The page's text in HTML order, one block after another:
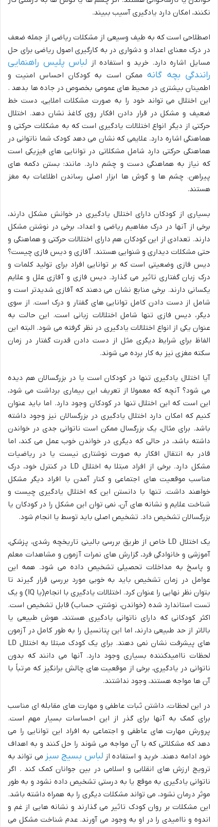
نکنند، امکان دارد یادگیری آسیب ببیند.
اصطلاحی است که به طیف وسیعی از مشکلات ریاضی از جمله ضعف
در درک معنای اعداد و دشواری در به کارگیری اصول ریاضی برای حل
مسایل اشاره دارد. خرید و استفاده از لباس پلیس راهنمایی
رانندگی بچه گانه ممکن است به کودکان احساس امنیت و
اطمینان بیشتری در محیط های عمومی بخصوص در جاده ها بدهد .
این اختلال می تواند خود را به صورت مشکلات املایی، دست خط
ضعیف و مشکل در قرار دادن افکار روی کاغذ نشان دهد. اختلال
حرکتی از دیگر انواع اختلالات یادگیری است که به مشکلات حرکتی و
هماهنگی اشاره دارد. علایمی که نشان می دهد کودک شما ناتوانی در
هماهنگی حرکتی دارد شامل مشکلاتی در توانایی های فیزیکی است
که نیاز به هماهنگی دست و چشم دارد. مانند: بستن دکمه های
پیراهن. چشم ها و گوش ها ابزار اصلی رساندن اطلاعات به مغز
هستند.
بسیاری از کودکان دارای اختلال یادگیری در خوانش مشکل دارند،
برخی از آنها در درک مفاهیم ریاضی و اعداد، برخی در نوشتن مشکل
دارند. تعدادی از این کودکان هم دارای اختلالات حرکتی و هماهنگی و
حتی مشکلات دیداری و شنوایی هستند. آفازی و دیس فازی چیست؟
دیس فازی وضعیتی است که بر توانایی افراد برای تولید کلمات و
درک زبان گفتاری تاثیر می گذارد. دیس فازی و آفازی علل و علایم
یکسانی دارند. برخی منابع نشان می دهند که آفازی شدیدتر است و
شامل از دست دادن کامل توانایی های گفتار و درک است. از سوی
دیگر، دیس فازی تنها شامل اختلالات زبانی است. این حالت به
عنوان یکی از انواع اختلالات یادگیری در نظر گرفته می شود. البته این
الفاظ برای شرایط دیگری مثل از دست دادن قدرت گفتار در زمان
سکته مغزی نیز به کار برده می شوند.
آیا اختلال یادگیری تنها در کودکان است یا در بزرگسالان هم دیده
می شود؟ آنچه که معمولا از تعریف این بیماری برداشت می شود،
این است که این اختلال تنها در کودکان وجود دارد. اما باید عنوان
کنیم که امکان دارد اختلال یادگیری در بزرگسالان نیز وجود داشته
باشد. برای مثال، یک بزرگسال ممکن است ناتوانی جدی در خواندن
داشته باشد، در حالی که دیگری در خواندن خوب عمل می کند، اما
قادر به انتقال افکار به صورت نوشتاری نیست یا در ریاضیات
مشکل دارد. برخی از افراد مبتلا به اختلال LD در کنترل خود، درک
مناسب موقعیت های اجتماعی و کنار آمدن با افراد دیگر مشکل
خواهند داشت. تنها با دانستن این که اختلال یادگیری چیست و
شناخت علایم و نشانه های آن، نمی توان این مشکل را در کودکان یا
بزرگسالان تشخیص داد. تشخیص اصلی باید توسط یا انجام شود.
یک اختلال LD خاص از طریق بررسی بالینی تاریخچه رشدی، پزشکی،
آموزشی و خانوادگی فرد، گزارش های نمرات آزمون و مشاهدات معلم
و پاسخ به مداخلات تحصیلی تشخیص داده می شود. همه این
عوامل در زمان تشخیص باید به خوبی مورد بررسی قرار گیرند تا
بتوان نظر نهایی را عنوان کرد. اختلالات یادگیری با انجام(یا IQ) و یک
تست استاندارد شده (خواندن، نوشتن، حساب) قابل تشخیص است.
اکثر کودکانی که دارای ناتوانی یادگیری هستند، هوش طبیعی یا
بالاتر از حد طبیعی دارند، اما این پتانسیل را به طور کامل در آزمون
های پیشرفت نشان نمی دهند. برای یک کودک مبتلا به اختلال LD
لحظات ناامیدکننده بسیاری وجود دارد. آنها می دانند که بدون
ناتوانی در یادگیری، برخی از موقعیت های چالش برانگیز که مرتباً با
آن ها مواجه هستند، وجود نداشتند.
در این لحظات، داشتن ثبات عاطفی و مهارت های مقابله ای مناسب
برای کمک به آنها برای گذر از این احساسات بسیار مهم است.
پرورش مهارت های عاطفی و اجتماعی به افراد این توانایی را می
دهد که مشکلاتی که با آن مواجه می شوند را حل کنند و به اهداف
خود ادامه دهند. خرید و استفاده از لباس بسیج سبز می تواند به
ترویج ارزش های انقلابی و اسلامی در بین جوانان کمک کند . اگر
ناتوانی یادگیری به موقع یا به درستی تشخیص داده نشود و به طور
موثر درمان نشود، می تواند مشکلات دیگری را به همراه داشته باشد.
این مشکلات بر روان کودک تاثیر می گذارند و نشانه هایی از غم و
اندوه و ناامیدی را در او به وجود می آورند. عدم شناخت مشکل می